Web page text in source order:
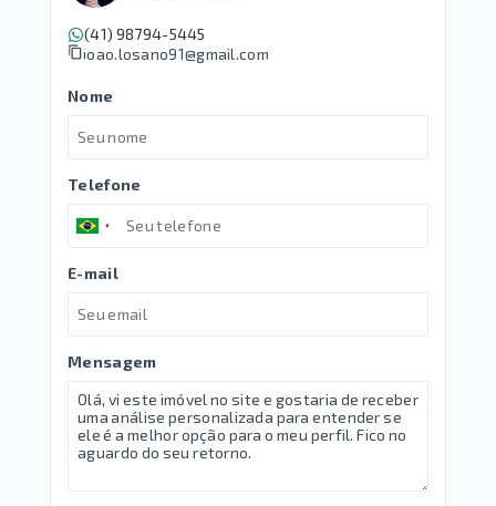
(41) 98794-5445
joao.losano91@gmail.com
Nome
Telefone
E-mail
Mensagem